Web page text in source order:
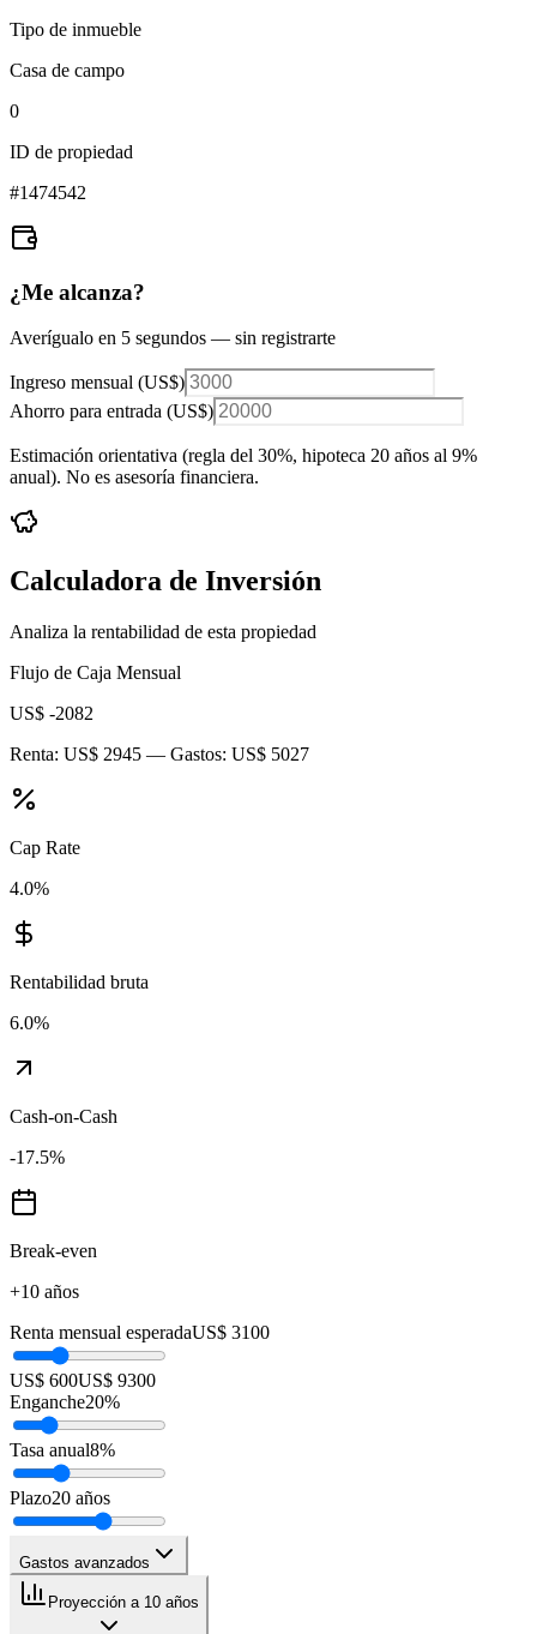
Tipo de inmueble
Casa de campo
0
ID de propiedad
#1474542
¿Me alcanza?
Averígualo en 5 segundos — sin registrarte
Ingreso mensual (US$)
Ahorro para entrada (US$)
Estimación orientativa (regla del 30%, hipoteca 20 años al 9%
anual). No es asesoría financiera.
Calculadora de Inversión
Analiza la rentabilidad de esta propiedad
Flujo de Caja Mensual
US$ -2082
Renta: US$ 2945 — Gastos: US$ 5027
Cap Rate
4.0%
Rentabilidad bruta
6.0%
Cash-on-Cash
-17.5%
Break-even
+10 años
Renta mensual esperadaUS$ 3100
US$ 600US$ 9300
Enganche20%
Tasa anual8%
Plazo20 años
Gastos avanzados
Proyección a 10 años